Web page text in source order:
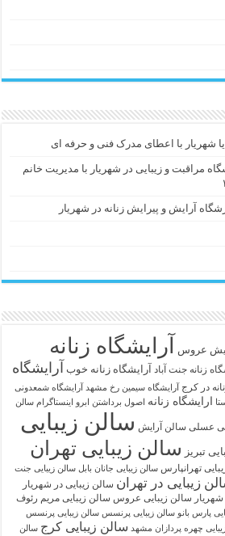
شهریار با اعطای مدرک فنی و حرفه ای
مراقبت و زیبایی در شهریار با مدیریت خانم
آرایش و پیرایش زنانه در شهریار
عروس آرایشگاه زنانه
زنانه جنت آباد آرایشگاه زنانه خوب آرایشگاه
در کرج آرایشگاه سیمین رخ مشهد آرایشگاه شمعدونی
ارایشگاه زنانه اصول برداشتن ابرو اینستاگرام سالن
عسلی سالن آرایش سالن زیبایی
تبریز سالن زیبایی تهران
تهرانپارس سالن زیبایی جانان بابل سالن زیبایی جنت
زیبایی در تهران سالن زیبایی در شهریار
سالن زیبایی عروس سالن زیبایی مریم رئوف
پارس بانو سالن زیبایی پرنسس سالن زیبایی پرنسس
چهره پردازان مشهد سالن زیبایی کرج سالن